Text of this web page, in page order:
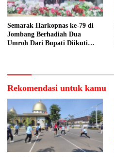
Semarak Harkopnas ke-79 di
Jombang Berhadiah Dua
Umroh Dari Bupati Diikuti
Rekomendasi untuk kamu